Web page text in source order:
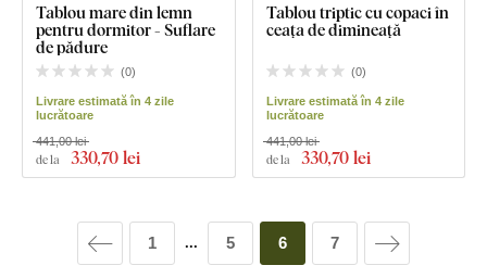
Tablou mare din lemn
pentru dormitor - Suflare
de pădure
(0)
Livrare estimată în 4 zile
lucrătoare
de la 330,70 lei
441,00 lei
Tablou triptic cu copaci în
ceața de dimineață
(0)
Livrare estimată în 4 zile
lucrătoare
de la 330,70 lei
441,00 lei
1 ... 5 6 7